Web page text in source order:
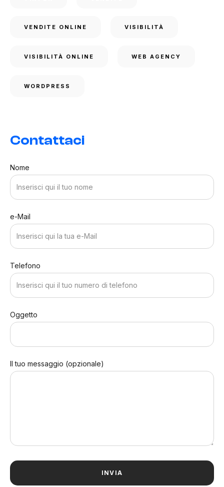
VENDITE ONLINE VISIBILITÀ
VISIBILITÀ ONLINE WEB AGENCY
WORDPRESS
Contattaci
Nome
e-Mail
Telefono
Oggetto
Il tuo messaggio (opzionale)